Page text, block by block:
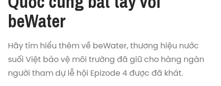
beWater
Hãy tìm hiểu thêm về beWater, thương hiệu nước
suối Việt bảo vệ môi trường đã giữ cho hàng ngàn
người tham dự lễ hội Epizode 4 được đã khát.